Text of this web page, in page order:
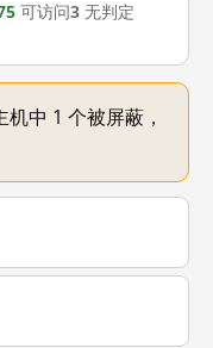
可访问3 无判定
中 1 个被屏蔽，